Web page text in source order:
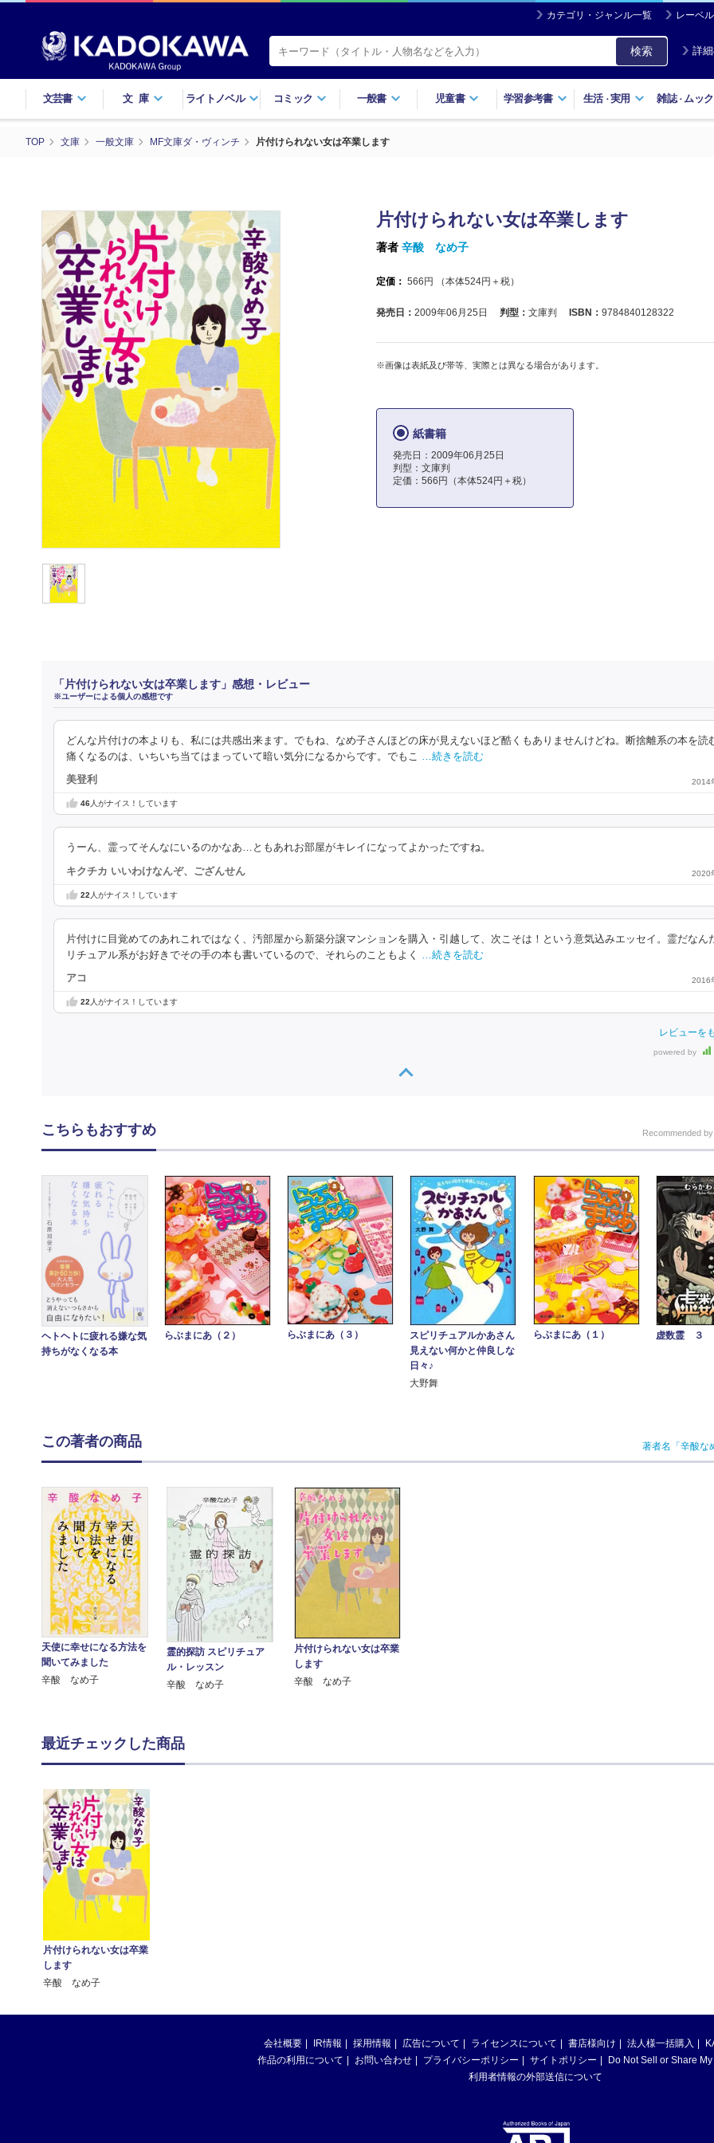
カテゴリ・ジャンル一覧 レーベ
検索 詳
文芸書 文庫 ライトノベル コミック 一般書 児童書 学習参考書 生活・実用 雑誌・ ムック
TOP 文庫 一般文庫 MF文庫ダ・ヴィンチ 片付けられない女は卒業します
片付けられない女は卒業します
著者 辛酸 なめ子
定価： 566 円 （本体524円＋税）
発売日： 2009年06月25日 判型： 文庫判 ISBN： 9784840128322
※画像は表紙及び帯等、実際とは異なる場合があります。
紙書籍
発売日：2009年06月25日
判型：文庫判
定価：566円（本体524円＋税）
「片付けられない女は卒業します」感想・レビュー
※ユーザーによる個人の感想です
どんな片付けの本よりも、私には共感出来ます。でもね、なめ子さんほどの床が見えないほど酷くもありませんけどね。断捨離系の本を読
痛くなるのは、いちいち当てはまっていて暗い気分になるからです。でもこ
…続きを読む
美登利 2014
46人がナイス！しています
うーん、霊ってそんなにいるのかなあ…ともあれお部屋がキレイになってよかったですね。
キクチカ いいわけなんぞ、ござんせん 2020
22 人がナイス！しています
片付けに目覚めてのあれこれではなく、汚部屋から新築分譲マンションを購入・引越して、次こそは！という意気込みエッセイ。霊だなん
リチュアル系がお好きでその手の本も書いているので、それらのこともよく
…続きを読む
アコ 2016
22人がナイス！しています
レビューを
powered by
こちらもおすすめ Recommended
ヘトヘトに疲れる嫌な気
持ちがなくなる本
らぶまにあ（２） らぶまにあ（３）
スピリチュアルかあさん
見えない何かと仲良しな
日々♪
大野舞
らぶまにあ（１） 虚数霊 ３
この著者の商品 著者名「辛酸な
天使に幸せになる方法を
聞いてみました
辛酸 なめ子
霊的探訪 スピリチュア
ル・レッスン
辛酸 なめ子
片付けられない女は卒業
します
辛酸 なめ子
最近チェックした商品
片付けられない女は卒業
します
辛酸 なめ子
会社概要 IR情報 採用情報 広告について ライセンスについて 書店様向け 法人様一括購入
作品の利用について
お問い合わせ プライバシーポリシー サイトポリシー
Do Not Sell or Share
利用者情報の外部送信について